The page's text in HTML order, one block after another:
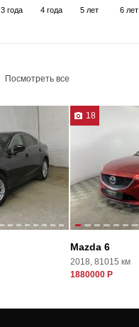
3 года 4 года 5 лет 6 лет
Посмотреть все
18
Mazda 6
2018, 81015 км
1880000 Р